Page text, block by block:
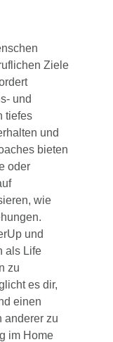
Ziele
und
tiefes
und
bieten
oder
wie
und
als Life
zu
es dir,
einen
anderer zu
im Home